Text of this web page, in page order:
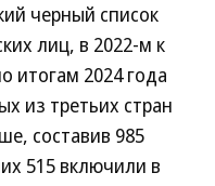
черный список
лиц, в 2022-м к
итогам 2024 года
из третьих стран
составив 985
515 включили в